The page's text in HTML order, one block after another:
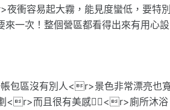
衝容易起大霧，能見度蠻低，要特別
一次！整個營區都看得出來有用心設
包區沒有別人<r>景色非常漂亮也
<r>而且很有美感👍🏾<r>廁所沐浴